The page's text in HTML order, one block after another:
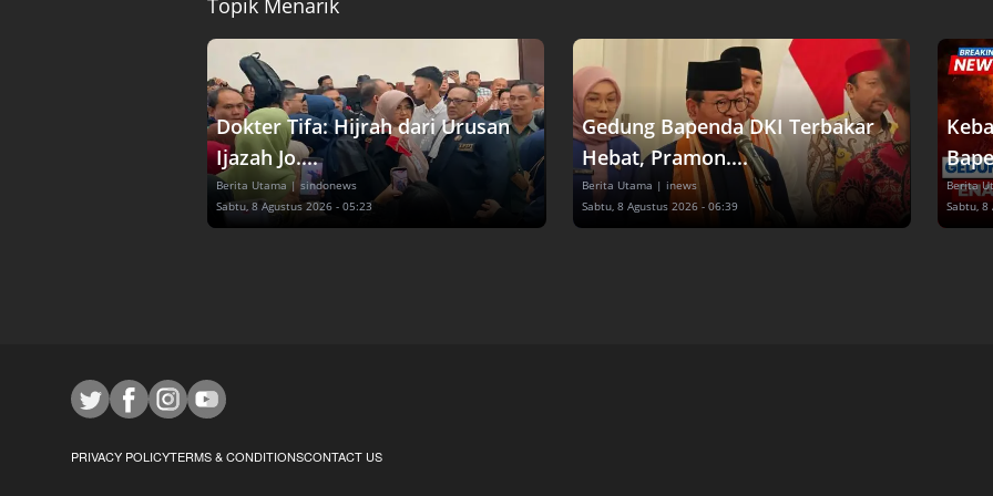
Dokter Tifa: Hijrah dari Urusan
Ijazah Jo....
Berita Utama | sindonews
Sabtu, 8 Agustus 2026 - 05:23
Gedung Bapenda DKI Terbakar
Hebat, Pramon....
Berita Utama | inews
Sabtu, 8 Agustus 2026 - 06:39
Berita
Sabtu, 8
PRIVACY POLICYTERMS & CONDITIONSCONTACT US